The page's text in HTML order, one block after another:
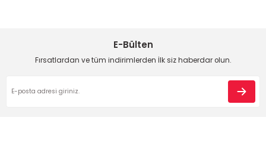
E-Bülten
Fırsatlardan ve tüm indirimlerden İlk siz haberdar olun.